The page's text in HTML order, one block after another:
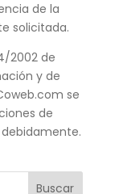
de la
solicitada.
2002 de
y de
se
de